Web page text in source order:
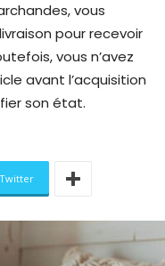
vous
pour recevoir
vous n’avez
avant l’acquisition
son état.
Twitter